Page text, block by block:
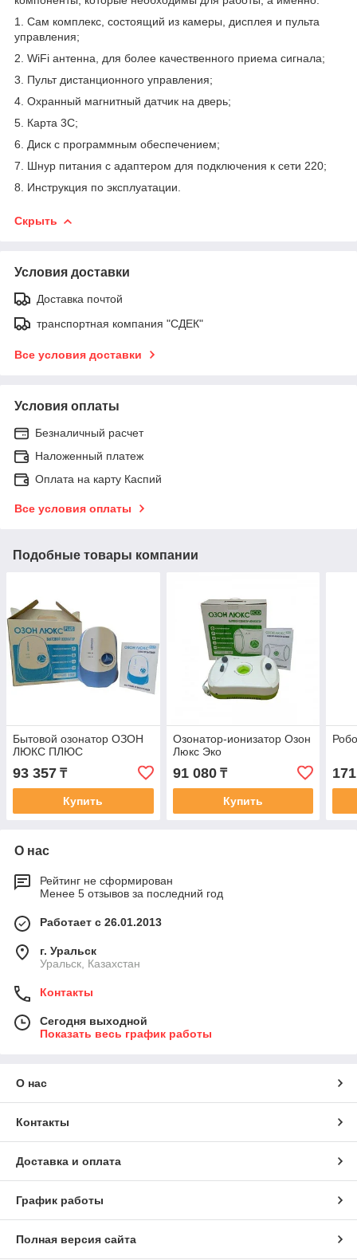
1. Сам комплекс, состоящий из камеры, дисплея и пульта
управления;
2. WiFi антенна, для более качественного приема сигнала;
3. Пульт дистанционного управления;
4. Охранный магнитный датчик на дверь;
5. Карта 3С;
6. Диск с программным обеспечением;
7. Шнур питания с адаптером для подключения к сети 220;
8. Инструкция по эксплуатации.
Скрыть
Условия доставки
Доставка почтой
транспортная компания "СДЕК"
Все условия доставки
Условия оплаты
Безналичный расчет
Наложенный платеж
Оплата на карту Каспий
Все условия оплаты
Подобные товары компании
Бытовой озонатор ОЗОН
ЛЮКС ПЛЮС
93 357 ₸
Купить
Озонатор-ионизатор Озон
Люкс Эко
91 080₸
Купить
О нас
Рейтинг не сформирован
Менее 5 отзывов за последний год
Работает с 26.01.2013
г. Уральск
Уральск, Казахстан
Контакты
Сегодня выходной
Показать весь график работы
О нас
Контакты
Доставка и оплата
График работы
Полная версия сайта